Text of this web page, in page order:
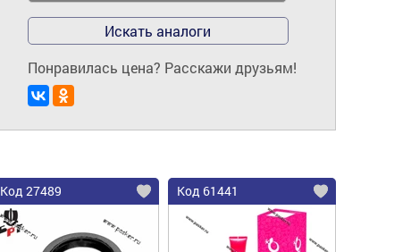
Искать аналоги
Понравилась цена? Расскажи друзьям!
Код 27489 Код 61441